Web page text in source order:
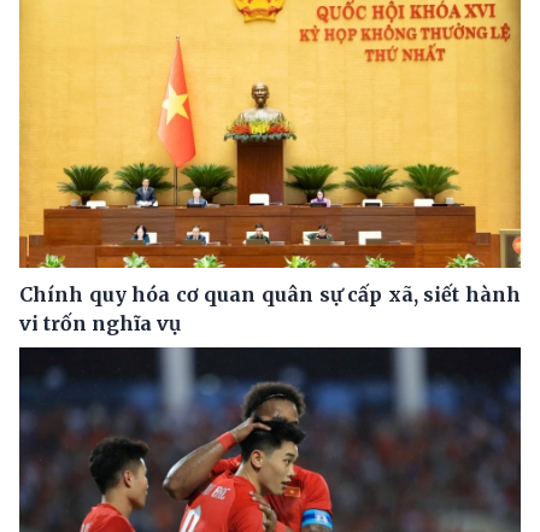
Chính quy hóa cơ quan quân sự cấp xã, siết hành
vi trốn nghĩa vụ